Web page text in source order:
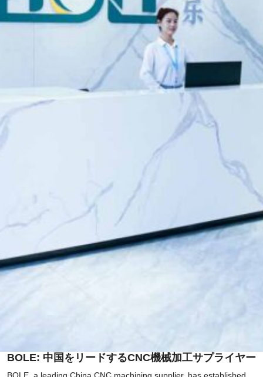
BOLE: 中国をリードするCNC機械加工サプライヤー
BOLE, a leading China CNC machining supplier, has established